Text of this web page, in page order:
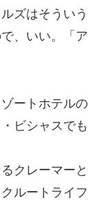
ズはそうい
、いい。「
ートホテル
ビシャスでも
クレーマー
ルートライ